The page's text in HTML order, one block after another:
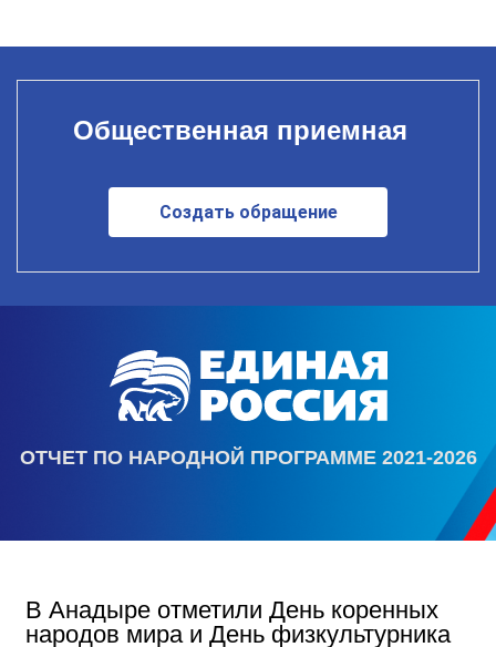
Общественная приемная
Создать обращение
ОТЧЕТ ПО НАРОДНОЙ ПРОГРАММЕ 2021-2026
В Анадыре отметили День коренных
народов мира и День физкультурника